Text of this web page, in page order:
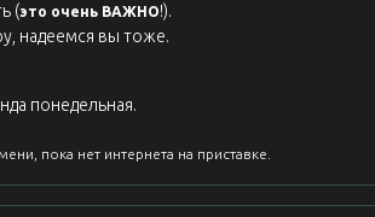
(это очень ВАЖНО!).
надеемся вы тоже.
понедельная.
пока нет интернета на приставке.